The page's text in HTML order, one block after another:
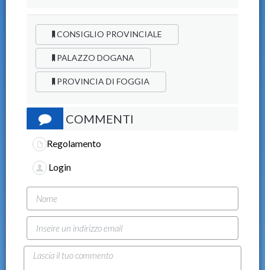
CONSIGLIO PROVINCIALE
PALAZZO DOGANA
PROVINCIA DI FOGGIA
COMMENTI
Regolamento
Login